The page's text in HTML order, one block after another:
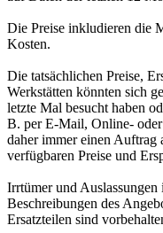
Die Preise inkludieren die
Kosten.
Die tatsächlichen Preise,
Werkstätten könnten sich
letzte Mal besucht haben
B. per E-Mail, Online-
daher immer einen Auftrag
verfügbaren Preise und
Irrtümer und
Beschreibungen des
Ersatzteilen sind